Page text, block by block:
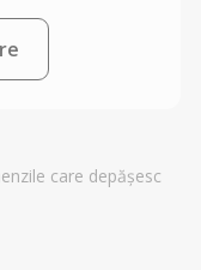
care depășesc